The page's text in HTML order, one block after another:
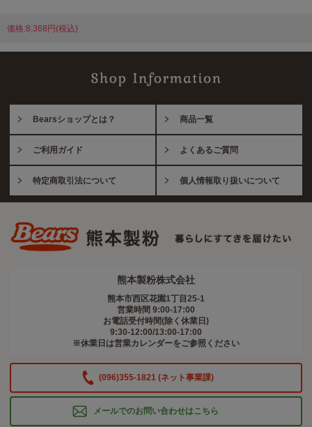
価格:8,368円(税込)
Bearsショップとは？ 商品一覧
ご利用ガイド よくあるご質問
特定商取引法について 個人情報取り扱いについて
熊本製粉株式会社
熊本市西区花園1丁目25-1
営業時間 9:00-17:00
お電話受付時間(除く休業日)
9:30-12:00/13:00-17:00
※休業日は営業カレンダーをご参照ください
(096)355-1821 (ネット事業課)
メールでのお問い合わせはこちら